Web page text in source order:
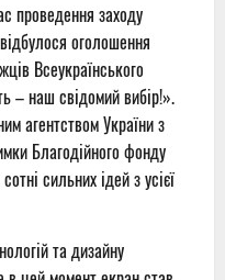
проведення заходу
оголошення
Всеукраїнського
– наш свідомий вибір!».
агентством України з
Благодійного фонду
сильних ідей з усієї
та дизайну